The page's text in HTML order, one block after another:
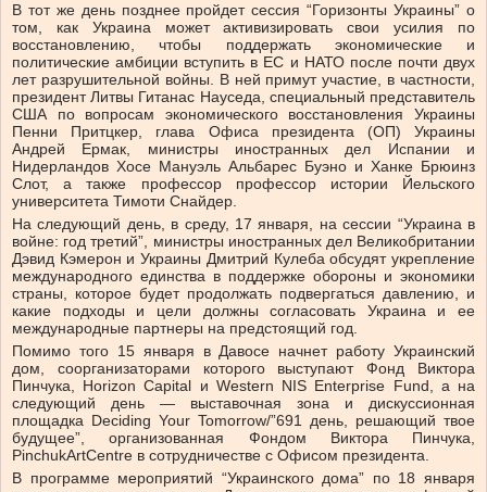
В тот же день позднее пройдет сессия “Горизонты Украины” о
том, как Украина может активизировать свои усилия по
восстановлению, чтобы поддержать экономические и
политические амбиции вступить в ЕС и НАТО после почти двух
лет разрушительной войны. В ней примут участие, в частности,
президент Литвы Гитанас Науседа, специальный представитель
США по вопросам экономического восстановления Украины
Пенни Притцкер, глава Офиса президента (ОП) Украины
Андрей Ермак, министры иностранных дел Испании и
Нидерландов Хосе Мануэль Альбарес Буэно и Ханке Брюинз
Слот, а также профессор профессор истории Йельского
университета Тимоти Снайдер.
На следующий день, в среду, 17 января, на сессии “Украина в
войне: год третий”, министры иностранных дел Великобритании
Дэвид Кэмерон и Украины Дмитрий Кулеба обсудят укрепление
международного единства в поддержке обороны и экономики
страны, которое будет продолжать подвергаться давлению, и
какие подходы и цели должны согласовать Украина и ее
международные партнеры на предстоящий год.
Помимо того 15 января в Давосе начнет работу Украинский
дом, соорганизаторами которого выступают Фонд Виктора
Пинчука, Horizon Capital и Western NIS Enterprise Fund, а на
следующий день — выставочная зона и дискуссионная
площадка Deciding Your Tomorrow/”691 день, решающий твое
будущее”, организованная Фондом Виктора Пинчука,
PinchukArtCentre в сотрудничестве с Офисом президента.
В программе мероприятий “Украинского дома” по 18 января